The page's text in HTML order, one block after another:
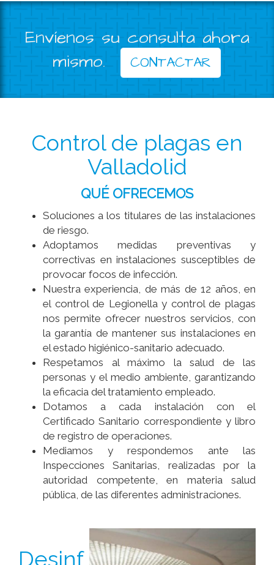
Envíenos su consulta ahora
mismo.
CONTACTAR
Control de plagas en
Valladolid
QUÉ OFRECEMOS
Soluciones a los titulares de las instalaciones
de riesgo.
Adoptamos medidas preventivas y
correctivas en instalaciones susceptibles de
provocar focos de infección.
Nuestra experiencia, de más de 12 años, en
el control de Legionella y control de plagas
nos permite ofrecer nuestros servicios, con
la garantía de mantener sus instalaciones en
el estado higiénico-sanitario adecuado.
Respetamos al máximo la salud de las
personas y el medio ambiente, garantizando
la eficacia del tratamiento empleado.
Dotamos a cada instalación con el
Certificado Sanitario correspondiente y libro
de registro de operaciones.
Mediamos y respondemos ante las
Inspecciones Sanitarias, realizadas por la
autoridad competente, en materia salud
pública, de las diferentes administraciones.
Desinf